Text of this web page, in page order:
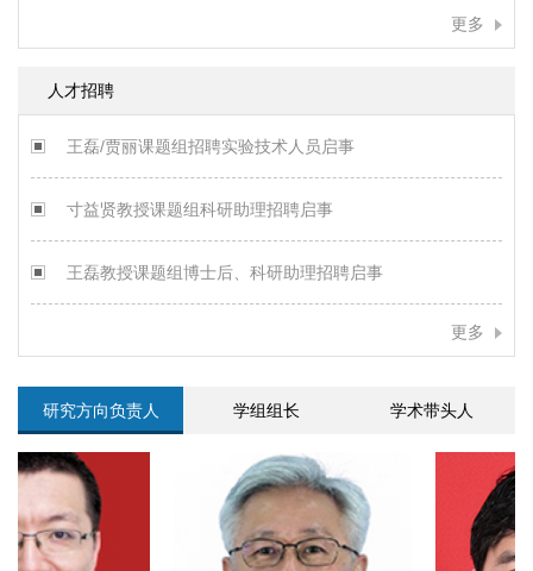
更多
人才招聘
王磊/贾丽课题组招聘实验技术人员启事
寸益贤教授课题组科研助理招聘启事
王磊教授课题组博士后、科研助理招聘启事
更多
研究方向负责人 学组组长 学术带头人